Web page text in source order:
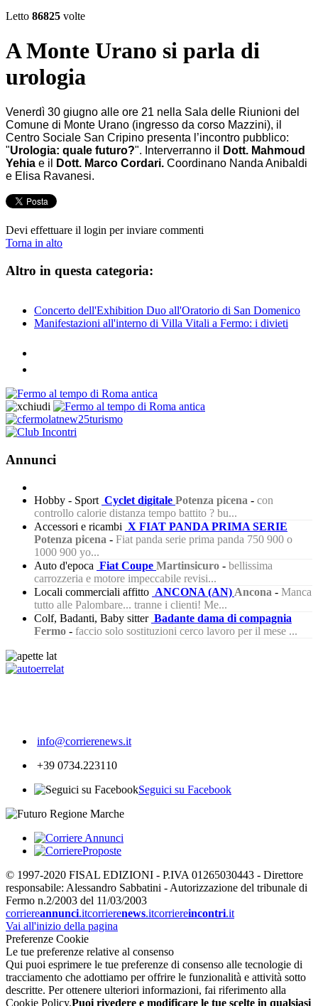
Letto 86825 volte
A Monte Urano si parla di
urologia
Venerdì 30 giugno alle ore 21 nella Sala delle Riunioni del
Comune di Monte Urano (ingresso da corso Mazzini), il
Centro Sociale San Cripino presenta l’incontro pubblico:
"Urologia: quale futuro?". Interverranno il
Dott. Mahmoud
Yehia e il Dott. Marco Cordari. Coordinano Nanda Anibaldi
e Elisa Ravanesi.
Devi effettuare il login per inviare commenti
Torna in alto
Altro in questa categoria:
Concerto dell'Exhibition Duo all'Oratorio di San Domenico
Manifestazioni all'interno di Villa Vitali a Fermo: i divieti
Annunci
Hobby - Sport Cyclet digitale Potenza picena - con
controllo calorie distanza tempo battito ? bu...
Accessori e ricambi X FIAT PANDA PRIMA SERIE
Potenza picena - Fiat panda serie prima panda 750 900 o
1000 900 yo...
Auto d'epoca Fiat Coupe Martinsicuro - bellissima
carrozzeria e motore impeccabile revisi...
Locali commerciali affitto ANCONA (AN) Ancona - Manca
tutto alle Palombare... tranne i clienti! Me...
Colf, Badanti, Baby sitter Badante dama di compagnia
Fermo - faccio solo sostituzioni cerco lavoro per il mese ...
info@corrierenews.it
+39 0734.223110
Seguici su Facebook
© 1997-2020 FISAL EDIZIONI - P.IVA 01265030443 - Direttore
responsabile: Alessandro Sabbatini - Autorizzazione del tribunale di
Fermo n.2/2003 del 11/03/2003
corriereannunci.itcorrierenews.itcorriereincontri.it
Vai all'inizio della pagina
Preferenze Cookie
Le tue preferenze relative al consenso
Qui puoi esprimere le tue preferenze di consenso alle tecnologie di
tracciamento che adottiamo per offrire le funzionalità e attività sotto
descritte. Per ottenere ulteriori informazioni, fai riferimento alla
Cookie Policy.Puoi rivedere e modificare le tue scelte in qualsiasi